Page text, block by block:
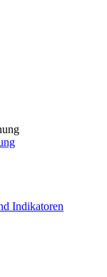
Indikatoren